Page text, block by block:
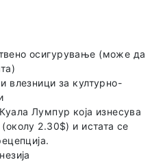
осигурување (може да
влезници за културно-
Лумпур која изнесува
2.30$) и истата се